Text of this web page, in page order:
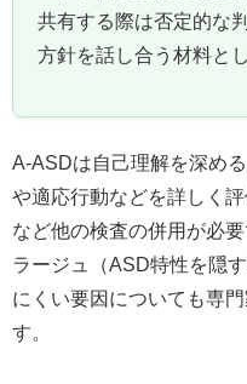
共有する際は否定的な
方針を話し合う材料と
A‑ASDは自己理解を深め
や適応行動などを詳しく
など他の検査の併用が必
ラージュ（ASD特性を隠
にくい要因についても専
す。